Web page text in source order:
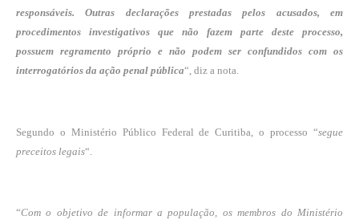
responsáveis. Outras declarações prestadas pelos acusados, em
procedimentos investigativos que não fazem parte deste processo,
possuem regramento próprio e não podem ser confundidos com os
interrogatórios da ação penal pública“, diz a nota.
Segundo o Ministério Público Federal de Curitiba, o processo “segue
preceitos legais“.
“Com o objetivo de informar a população, os membros do Ministério